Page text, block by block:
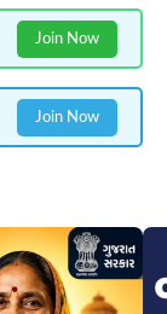
Join Now
Join Now